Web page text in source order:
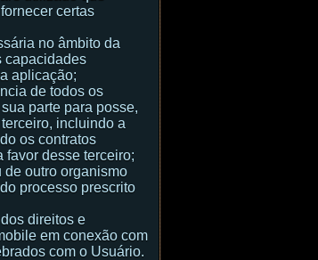
certas
no âmbito da
capacidades
aplicação;
de todos os
parte para posse,
incluindo a
os contratos
favor desse terceiro;
de outro organismo
processo prescrito
direitos e
em conexão com
com o Usuário.